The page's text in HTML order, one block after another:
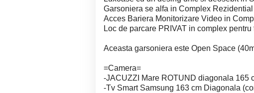
Garsoniera se alfa in Complex Rezidential
Acces Bariera Monitorizare Video in
Loc de parcare PRIVAT in complex
Aceasta garsoniera este Open Space
=Camera=
-JACUZZI Mare ROTUND diagonala 165
-Tv Smart Samsung 163 cm Diagonala